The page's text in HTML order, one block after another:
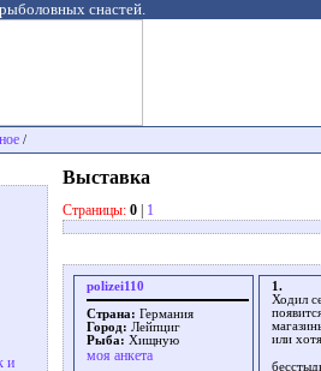
снастей.
/
и
Выставка
Страницы: 0 | 1
polizei110
Страна: Германия
Город: Лейпциг
Рыба: Хищную
моя анкета
1.
Ходил
или